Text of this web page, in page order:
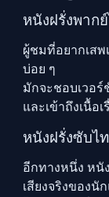
หนังฝรั่งพาก
ผู้ชมที่อยากเส
บ่อย ๆ
มักจะชอบเวอร์
และเข้าถึงเนื้อเ
หนังฝรั่งซับไ
อีกทางหนึ่ง หนั
เสียงจริงของนั